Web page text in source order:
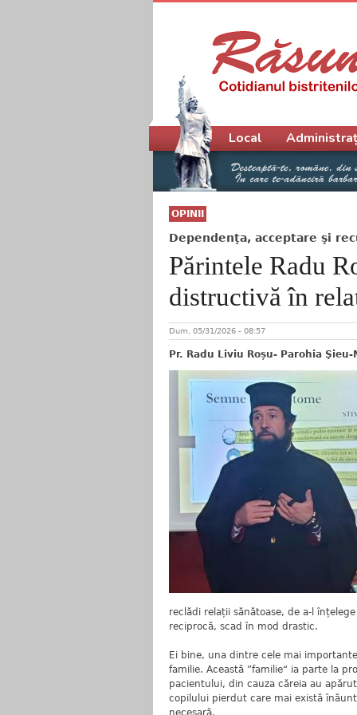
OPINII
Dependenţa, acceptare şi
Părintele Radu
distructivă în
Dum, 05/31/2026 - 08:57
Pr. Radu Liviu Roșu- Parohia
reclădi relații sănătoase, de a-l
reciprocă, scad în mod drastic.
Ei bine, una dintre cele mai
familie. Această ”familie“ ia parte la
pacientului, din cauza căreia au
copilului pierdut care mai există
necesară.
Meniu principal
Local